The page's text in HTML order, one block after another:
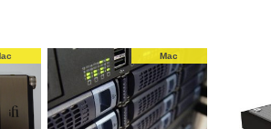
Mac